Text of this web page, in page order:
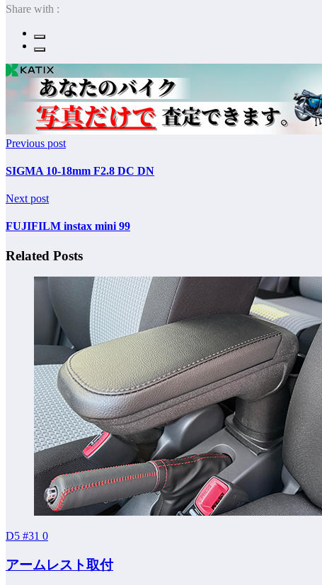
Share with :
Previous post
SIGMA 10-18mm F2.8 DC DN
Next post
FUJIFILM instax mini 99
Related Posts
D5 #31 0
アームレスト取付